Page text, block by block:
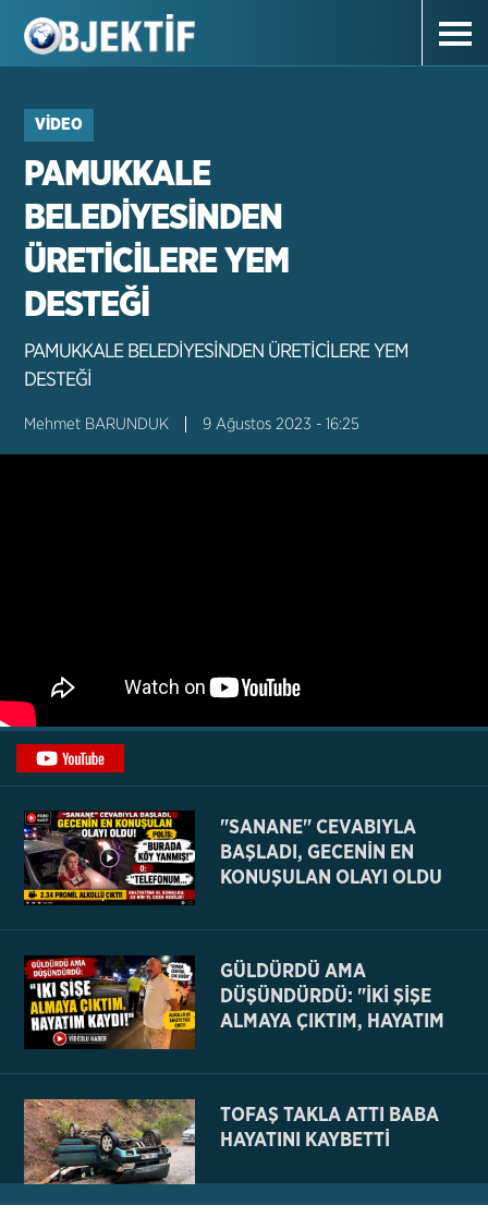
VIDEO
PAMUKKALE
BELEDİYESİNDEN
ÜRETİCİLERE YEM
DESTEĞİ
PAMUKKALE BELEDİYESİNDEN ÜRETİCİLERE YEM
DESTEĞİ
Mehmet BARUNDUK 9 Ağustos 2023 - 16:25
"SANANE" CEVABIYLA
BAŞLADI, GECENİN EN
KONUŞULAN OLAYI OLDU
GÜLDÜRDÜ AMA
DÜŞÜNDÜRDÜ: "İKİ ŞİŞE
ALMAYA ÇIKTIM, HAYATIM
TOFAŞ TAKLA ATTI BABA
HAYATINI KAYBETTİ